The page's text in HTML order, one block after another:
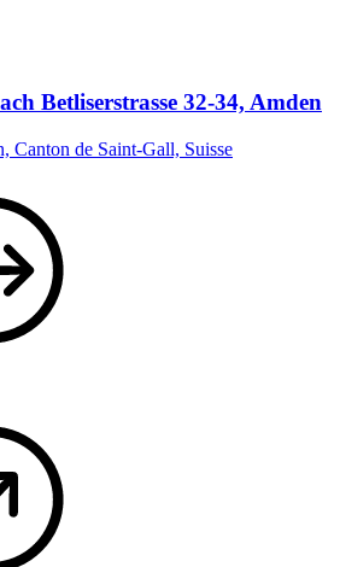
Betliserstrasse 32-34, Amden
Canton de Saint-Gall, Suisse